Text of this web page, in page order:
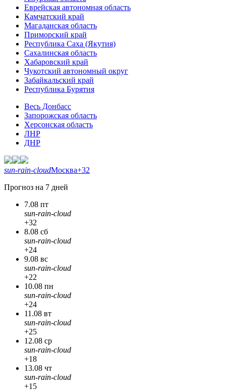
Еврейская автономная область
Камчатский край
Магаданская область
Приморский край
Республика Саха (Якутия)
Сахалинская область
Хабаровский край
Чукотский автономный округ
Забайкальский край
Республика Бурятия
Весь Донбасс
Запорожская область
Херсонская область
ЛНР
ДНР
sun-rain-cloudМосква+32
Прогноз на 7 дней
7.08 пт
sun-rain-cloud
+32
8.08 сб
sun-rain-cloud
+24
9.08 вс
sun-rain-cloud
+22
10.08 пн
sun-rain-cloud
+24
11.08 вт
sun-rain-cloud
+25
12.08 ср
sun-rain-cloud
+18
13.08 чт
sun-rain-cloud
+15